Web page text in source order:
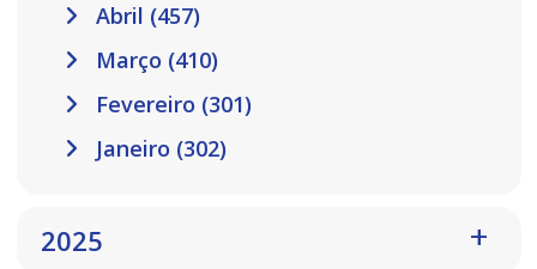
Abril (457)
Março (410)
Fevereiro (301)
Janeiro (302)
2025